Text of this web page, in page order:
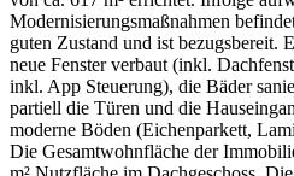
Modernisierungsmaßnahmen
guten Zustand und ist bezugsbereit.
neue Fenster verbaut (inkl.
inkl. App Steuerung), die Bäder
partiell die Türen und die
moderne Böden (Eichenparkett,
Die Gesamtwohnfläche der